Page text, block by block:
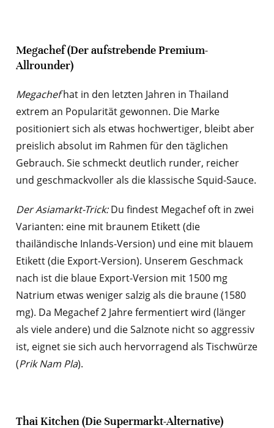
Megachef (Der aufstrebende Premium-
Allrounder)
Megachefhat in den letzten Jahren in Thailand
extrem an Popularität gewonnen. Die Marke
positioniert sich als etwas hochwertiger, bleibt aber
preislich absolut im Rahmen für den täglichen
Gebrauch. Sie schmeckt deutlich runder, reicher
und geschmackvoller als die klassische Squid-Sauce.
Der Asiamarkt-Trick:Du findest Megachef oft in zwei
Varianten: eine mit braunem Etikett (die
thailändische Inlands-Version) und eine mit blauem
Etikett (die Export-Version). Unserem Geschmack
nach ist die blaue Export-Version mit 1500 mg
Natrium etwas weniger salzig als die braune (1580
mg). Da Megachef 2 Jahre fermentiert wird (länger
als viele andere) und die Salznote nicht so aggressiv
ist, eignet sie sich auch hervorragend als Tischwürze
(Prik Nam Pla).
Thai Kitchen (Die Supermarkt-Alternative)